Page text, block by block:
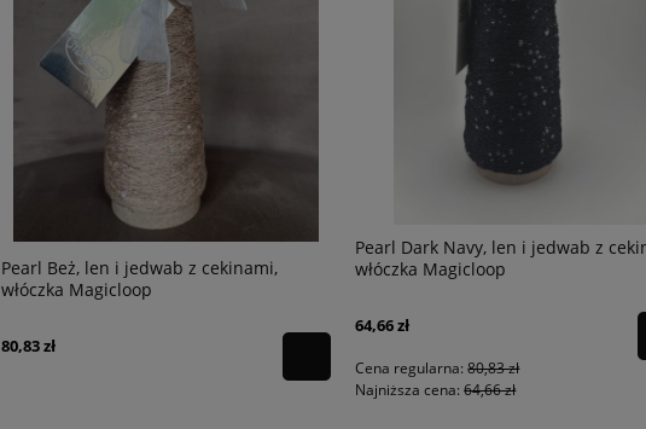
Pearl Beż, len i jedwab z cekinami,
włóczka Magicloop
80,83 zł
Pearl Dark Navy, len i jedwab z
włóczka Magicloop
64,66 zł
Cena regularna:80,83 zł
Najniższa cena:64,66 zł